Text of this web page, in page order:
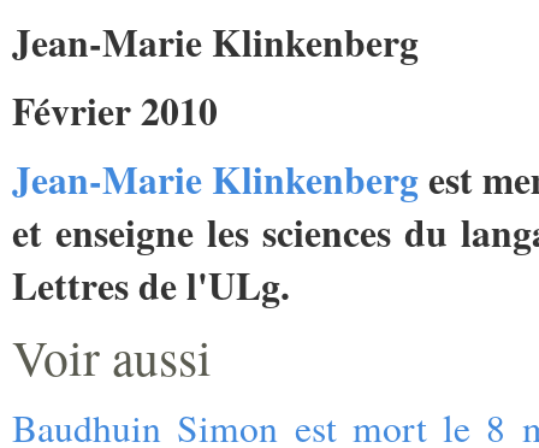
Jean-Marie Klinkenberg
Février 2010
Jean-Marie Klinkenbergest
et enseigne les sciences du
Lettres de l'ULg.
Voir aussi
Baudhuin Simon est mort le 8